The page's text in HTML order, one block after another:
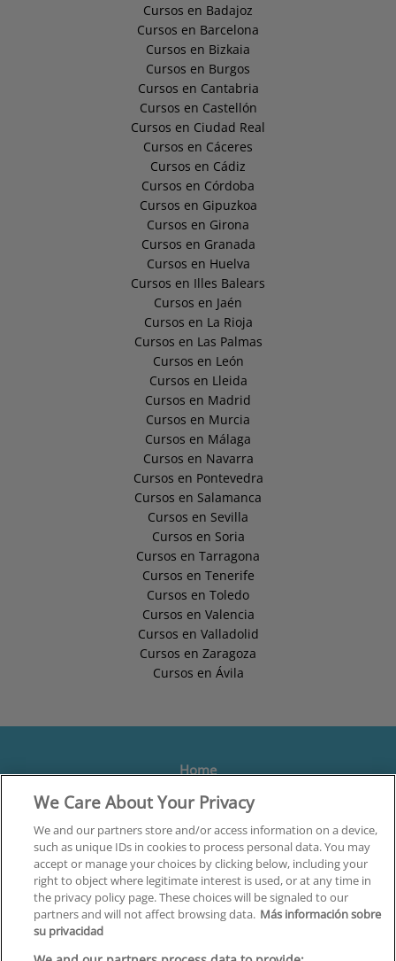
Cursos en Badajoz
Cursos en Barcelona
Cursos en Bizkaia
Cursos en Burgos
Cursos en Cantabria
Cursos en Castellón
Cursos en Ciudad Real
Cursos en Cáceres
Cursos en Cádiz
Cursos en Córdoba
Cursos en Gipuzkoa
Cursos en Girona
Cursos en Granada
Cursos en Huelva
Cursos en Illes Balears
Cursos en Jaén
Cursos en La Rioja
Cursos en Las Palmas
Cursos en León
Cursos en Lleida
Cursos en Madrid
Cursos en Murcia
Cursos en Málaga
Cursos en Navarra
Cursos en Pontevedra
Cursos en Salamanca
Cursos en Sevilla
Cursos en Soria
Cursos en Tarragona
Cursos en Tenerife
Cursos en Toledo
Cursos en Valencia
Cursos en Valladolid
Cursos en Zaragoza
Cursos en Ávila
Home
Formación
Centros
Orientación
Quiénes somos
Contacta
Aviso Legal
We Care About Your Privacy
We and our partners store and/or access information on a device,
such as unique IDs in cookies to process personal data. You may
accept or manage your choices by clicking below, including your
right to object where legitimate interest is used, or at any time in
the privacy policy page. These choices will be signaled to our
partners and will not affect browsing data. Más información sobre
su privacidad